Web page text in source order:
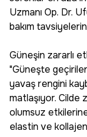
Uzmanı Op. Dr.
bakım
Güneşin zararlı
"Güneşte
yavaş rengini
matlaşıyor. Cilde
olumsuz
elastin ve